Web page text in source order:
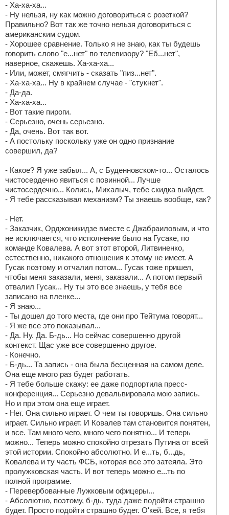
- Ха-ха-ха...
- Ну нельзя, ну как можно договориться с розеткой?
Правильно? Вот так же точно нельзя договориться с
американским судом.
- Хорошее сравнение. Только я не знаю, как ты будешь
говорить слово "е...нет" по телевизору? "Еб...нет",
наверное, скажешь. Ха-ха-ха...
- Или, может, смягчить - сказать "пиз...нет".
- Ха-ха-ха... Ну в крайнем случае - "стукнет".
- Да-да.
- Ха-ха-ха...
- Вот такие пироги.
- Серьезно, очень серьезно.
- Да, очень. Вот так вот.
- А постольку поскольку уже он одно признание
совершил, да?
- Какое? Я уже забыл... А, с Буденновском-то... Осталось
чистосердечно явиться с повинной... Лучше
чистосердечно... Колись, Михалыч, тебе скидка выйдет.
- Я тебе рассказывал механизм? Ты знаешь вообще, как?
- Нет.
- Заказчик, Орджоникидзе вместе с Джабраиловым, и что
не исключается, что исполнение было на Гусаке, по
команде Ковалева. А вот этот второй, Литвиненко,
естественно, никакого отношения к этому не имеет. А
Гусак поэтому и отчалил потом... Гусак тоже пришел,
чтобы меня заказали, меня, заказали... А потом первый
отвалил Гусак... Ну ты это все знаешь, у тебя все
записано на пленке...
- Я знаю...
- Ты дошел до того места, где они про Тейтума говорят...
- Я же все это показывал...
- Да. Ну. Да. Б-дь... Но сейчас совершенно другой
контекст. Щас уже все совершенно другое.
- Конечно.
- Б-дь... Та запись - она была бесценная на самом деле.
Она еще много раз будет работать.
- Я тебе больше скажу: ее даже подпортила пресс-
конференция... Серьезно девальвировала мою запись.
Но и при этом она еще играет.
- Нет. Она сильно играет. О чем ты говоришь. Она сильно
играет. Сильно играет. И Ковалев там становится понятен,
и все. Там много чего, много чего понятно... И теперь
можно... Теперь можно спокойно отрезать Путина от всей
этой истории. Спокойно абсолютно. И е...ть, б...дь,
Ковалева и ту часть ФСБ, которая все это затеяла. Это
пролужковская часть. И вот теперь можно е...ть по
полной программе.
- Перевербованные Лужковым офицеры...
- Абсолютно, поэтому, б-дь, туда даже подойти страшно
будет. Просто подойти страшно будет. О'кей. Все, я тебя